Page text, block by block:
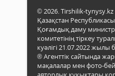
© 2026. Tirshilik-tynysy.kz
Қазақстан
Қоғамдық даму
комитетінің тіркеу
куәлігі 21.07.2022 жылы
® Агенттік сайтында
мақалалар мен фото-